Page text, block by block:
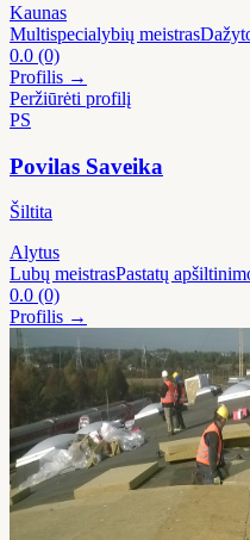
Kaunas
Multispecialybių meistras
0.0 (0)
Profilis →
Peržiūrėti profilį
PS
Povilas Saveika
Šiltita
Alytus
Lubų meistrasPastatų
0.0 (0)
Profilis →